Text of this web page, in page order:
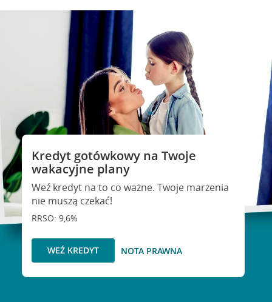
Kredyt gotówkowy na Twoje
wakacyjne plany
Weź kredyt na to co ważne. Twoje marzenia
nie muszą czekać!
RRSO: 9,6%
WEŹ KREDYT NOTA PRAWNA